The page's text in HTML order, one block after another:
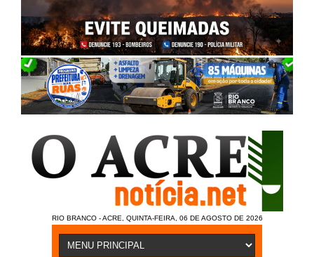
RIO BRANCO - ACRE, QUINTA-FEIRA, 06 DE AGOSTO DE 2026